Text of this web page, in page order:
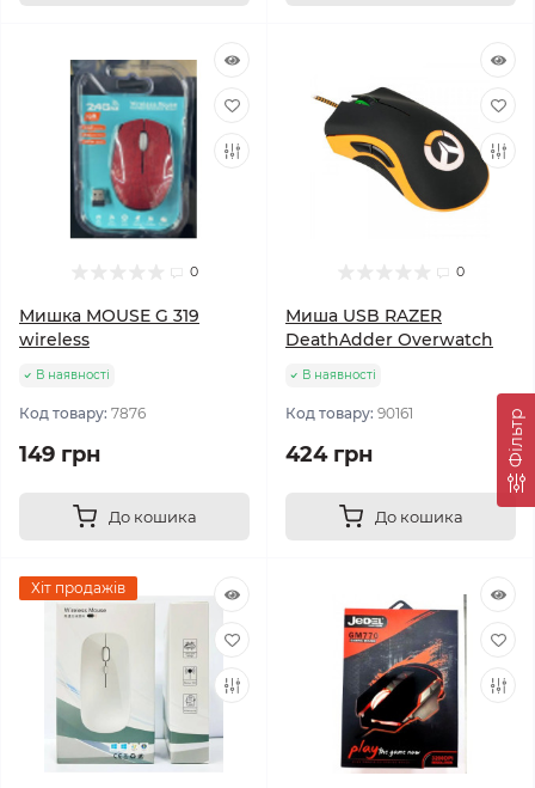
Фільтр
0
Мишка MOUSE G 319
wireless
В наявності
Код товару: 7876
149 грн
До кошика
0
Миша USB RAZER
DeathAdder Overwatch
В наявності
Код товару: 90161
424 грн
До кошика
Хіт продажів